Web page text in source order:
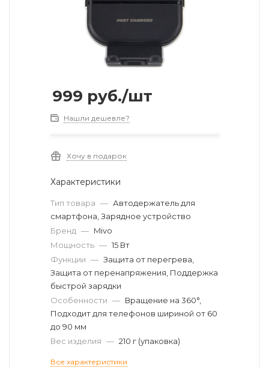
999 руб./шт
Нашли дешевле?
Хочу в подарок
Характеристики
Тип товара — Автодержатель для
смартфона, Зарядное устройство
Бренд — Mivo
Мощность — 15 Вт
Функции — Защита от перегрева,
Защита от перенапряжения, Поддержка
быстрой зарядки
Особенности — Вращение на 360°,
Подходит для телефонов шириной от 60
до 90 мм
Вес изделия — 210 г (упаковка)
Все характеристики